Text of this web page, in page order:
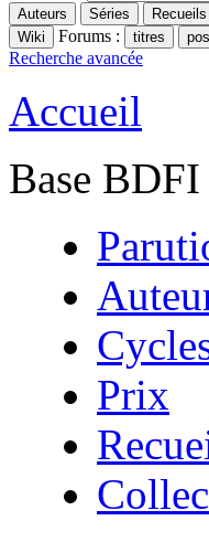
Forums :
Recherche avancée
Accueil
Base BDFI
Prix